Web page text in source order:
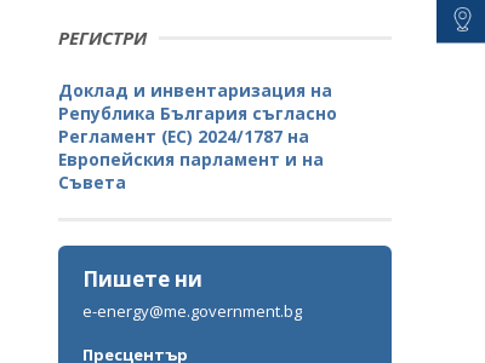
РЕГИСТРИ
Доклад и инвентаризация на
Република България съгласно
Регламент (ЕС) 2024/1787 на
Европейския парламент и на
Съвета
Пишете ни
e-energy@me.government.bg
Пресцентър